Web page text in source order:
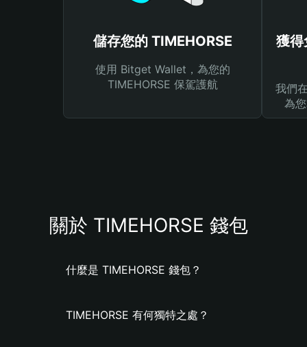
儲存您的 TIMEHORSE
使用 Bitget Wallet，為您的
TIMEHORSE 保駕護航
獲得
我們
為
關於 TIMEHORSE 錢包
什麼是 TIMEHORSE 錢包？
TIMEHORSE 有何獨特之處？